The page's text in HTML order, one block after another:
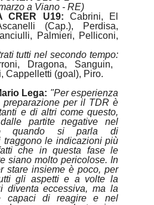
a Viano - RE)
CRER U19: Cabrini, El
(Cap.), Perdisa,
Palmieri, Pelliconi,
tutti nel secondo tempo:
Dragona, Sanguin,
Cappelletti (goal), Piro.
Lega: "Per esperienza
per il TDR è
e di altri come questo,
partite negative nel
quando si parla di
traggono le indicazioni più
che in questa fase le
siano molto pericolose. In
stare insieme è poco, per
gli aspetti e a volte la
diventa eccessiva, ma la
capaci di reagire e nel